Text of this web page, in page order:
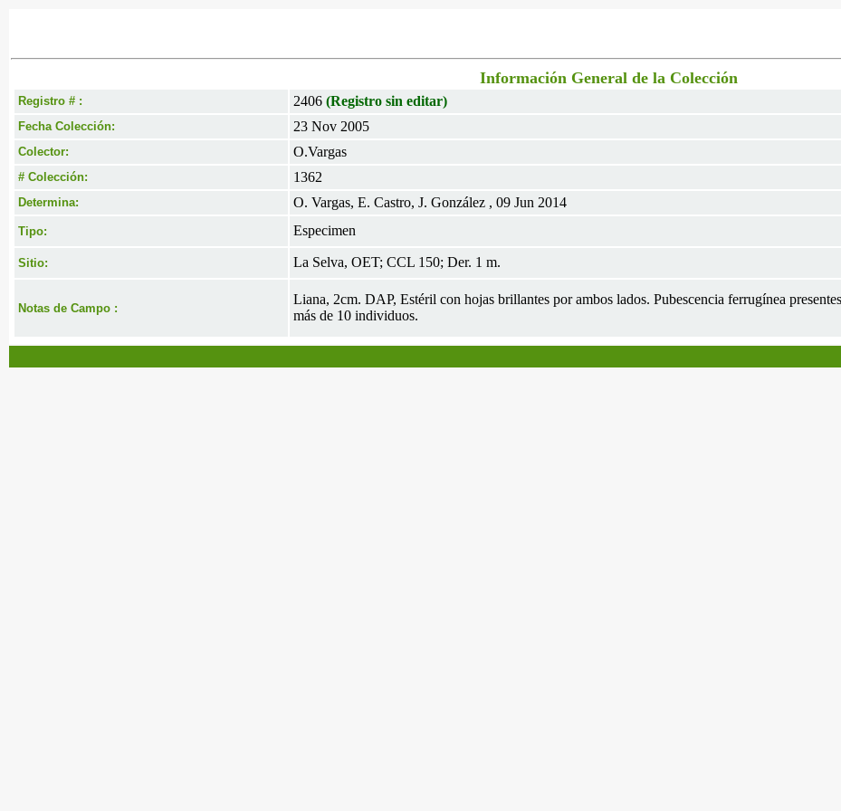
Información General de la Colección
Registro # : 2406 (Registro sin editar)
Fecha Colección: 23 Nov 2005
Colector: O.Vargas
# Colección: 1362
Determina: O. Vargas, E. Castro, J. González , 09 Jun 2014
Tipo: Especimen
Sitio: La Selva, OET; CCL 150; Der. 1 m.
Notas de Campo :
Liana, 2cm. DAP, Estéril con hojas brillantes por ambos lados. Pubescencia ferrugínea
más de 10 individuos.